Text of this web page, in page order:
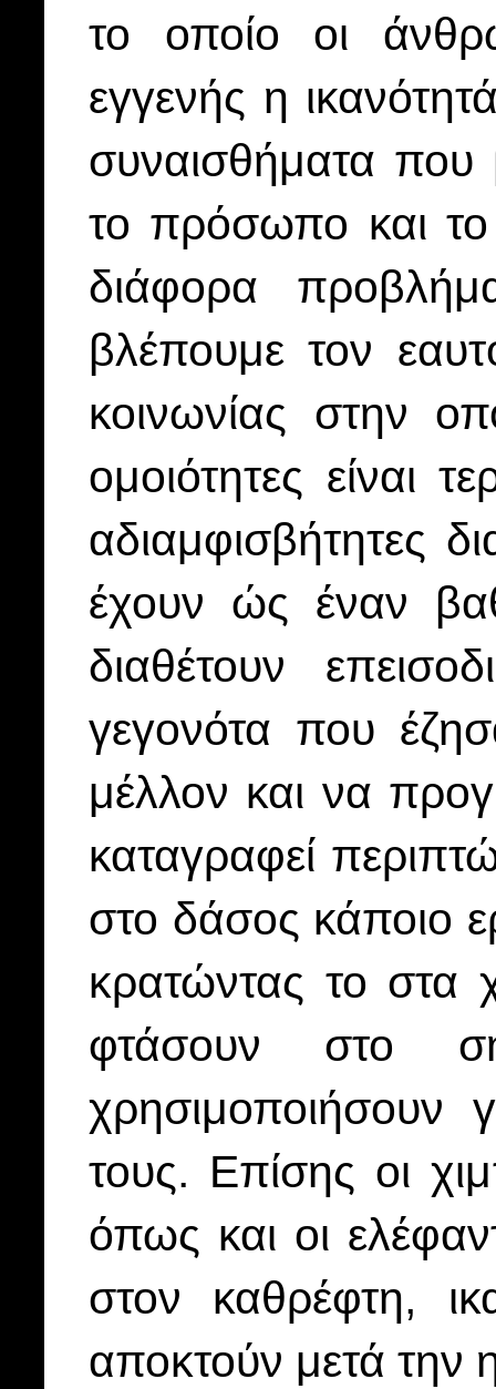
το οποίο οι
εγγενής η
συναισθήματα
το πρόσωπο και
διάφορα
βλέπουμε τον
κοινωνίας στην
ομοιότητες είναι
αδιαμφισβήτητες
έχουν ώς έναν
διαθέτουν
γεγονότα που
μέλλον και να
καταγραφεί
στο δάσος κάποιο
κρατώντας το στα
φτάσουν στο
χρησιμοποιήσουν
τους. Επίσης οι
όπως και οι
στον καθρέφτη,
αποκτούν μετά την